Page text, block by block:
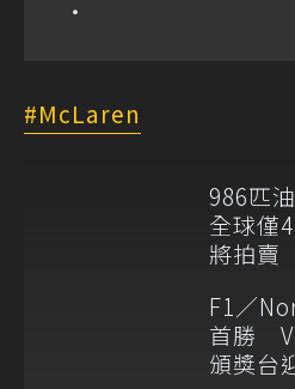
McLaren
986匹
全球僅
將拍賣
F1／
首勝
頒獎台